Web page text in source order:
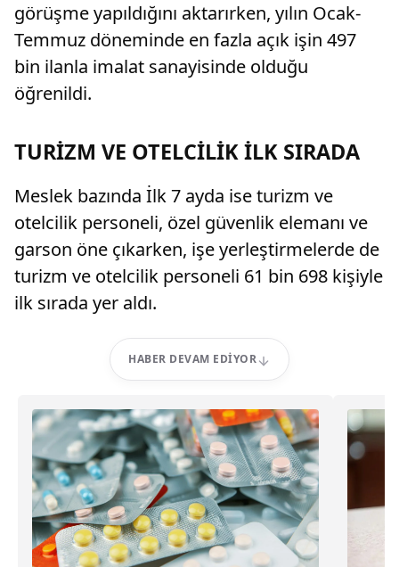
görüşme yapıldığını aktarırken, yılın Ocak-
Temmuz döneminde en fazla açık işin 497
bin ilanla imalat sanayisinde olduğu
öğrenildi.
TURİZM VE OTELCİLİK İLK SIRADA
Meslek bazında İlk 7 ayda ise turizm ve
otelcilik personeli, özel güvenlik elemanı ve
garson öne çıkarken, işe yerleştirmelerde de
turizm ve otelcilik personeli 61 bin 698 kişiyle
ilk sırada yer aldı.
HABER DEVAM EDIYOR